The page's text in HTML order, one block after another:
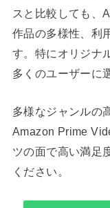
スと比較しても、
作品の多様性、利
す。特にオリジナ
多くのユーザーに
多様なジャンルの
Amazon Prime
ツの面で高い満足
ください。